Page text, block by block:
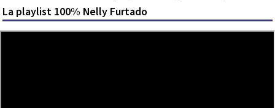
La playlist 100% Nelly Furtado